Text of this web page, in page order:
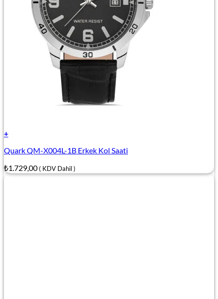
+
Quark QM-X004L-1B Erkek Kol Saati
₺1.729,00( KDV Dahil )